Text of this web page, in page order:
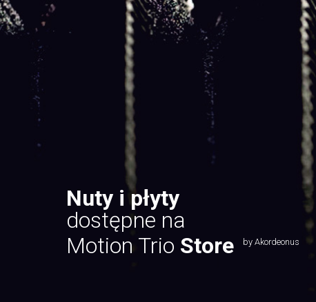
Nuty i płyty
dostępne na
Motion Trio Store by Akordeonus